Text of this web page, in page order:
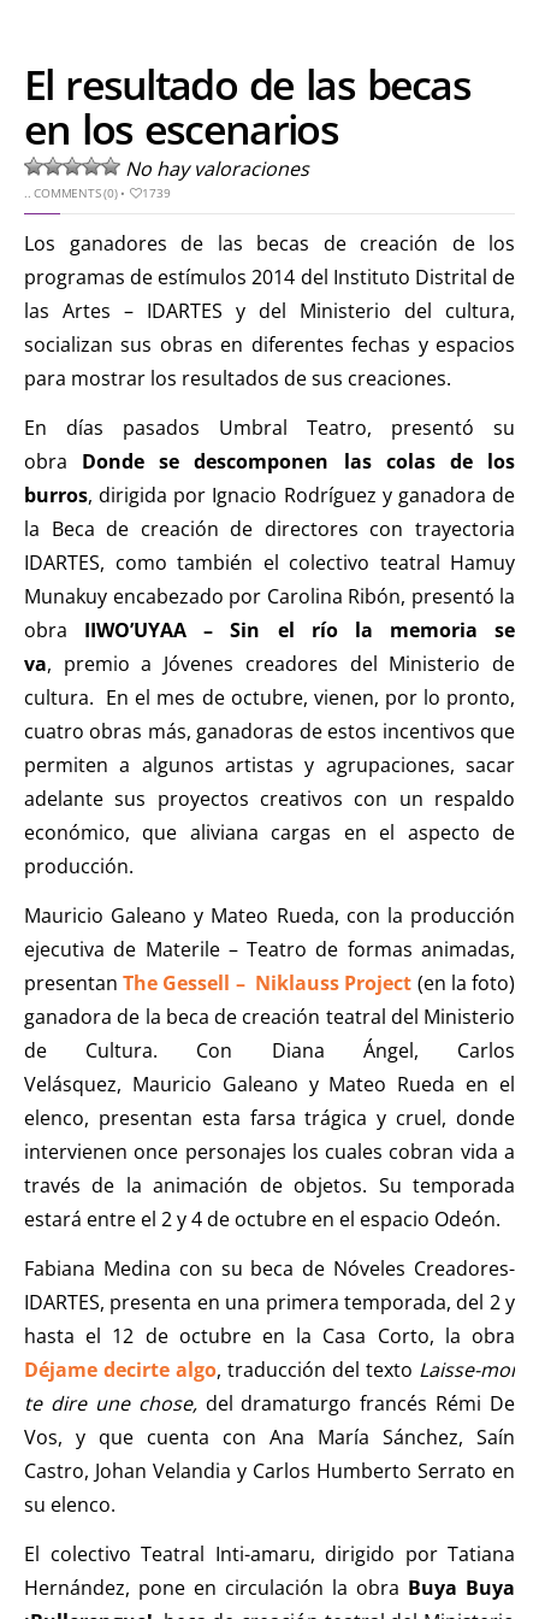
El resultado de las becas
en los escenarios
No hay valoraciones
..COMMENTS (0)• 1739
Los ganadores de las becas de creación de los
programas de estímulos 2014 del Instituto Distrital de
las Artes – IDARTES y del Ministerio del cultura,
socializan sus obras en diferentes fechas y espacios
para mostrar los resultados de sus creaciones.
En días pasados Umbral Teatro, presentó su
obra Donde se descomponen las colas de los
burros, dirigida por Ignacio Rodríguez y ganadora de
la Beca de creación de directores con trayectoria
IDARTES, como también el colectivo teatral Hamuy
Munakuy encabezado por Carolina Ribón, presentó la
obra IIWO’UYAA – Sin el río la memoria se
va, premio a Jóvenes creadores del Ministerio de
cultura. En el mes de octubre, vienen, por lo pronto,
cuatro obras más, ganadoras de estos incentivos que
permiten a algunos artistas y agrupaciones, sacar
adelante sus proyectos creativos con un respaldo
económico, que aliviana cargas en el aspecto de
producción.
Mauricio Galeano y Mateo Rueda, con la producción
ejecutiva de Materile – Teatro de formas animadas,
presentanThe Gessell – Niklauss Project (en la foto)
ganadora de la beca de creación teatral del Ministerio
de Cultura. Con Diana Ángel, Carlos
Velásquez, Mauricio Galeano y Mateo Rueda en el
elenco, presentan esta farsa trágica y cruel, donde
intervienen once personajes los cuales cobran vida a
través de la animación de objetos. Su temporada
estará entre el 2 y 4 de octubre en el espacio Odeón.
Fabiana Medina con su beca de Nóveles Creadores-
IDARTES, presenta en una primera temporada, del 2 y
hasta el 12 de octubre en la Casa Corto, la obra
Déjame decirte algo, traducción del texto Laisse-moi
te dire une chose,del dramaturgo francés Rémi De
Vos, y que cuenta con Ana María Sánchez, Saín
Castro, Johan Velandia y Carlos Humberto Serrato en
su elenco.
El colectivo Teatral Inti-amaru, dirigido por Tatiana
Hernández, pone en circulación la obra Buya Buya